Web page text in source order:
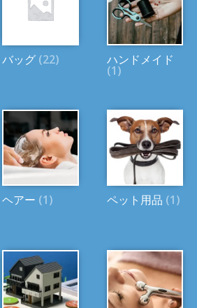
バッグ (22) ハンドメイド
(1)
ヘアー (1) ペット用品 (1)